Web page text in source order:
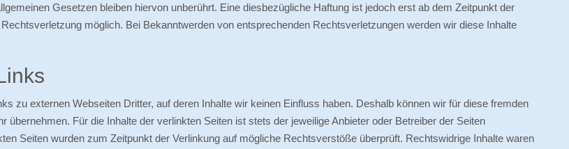
Gesetzen bleiben hiervon unberührt. Eine diesbezügliche Haftung ist jedoch erst ab dem Zeitpunkt der
möglich. Bei Bekanntwerden von entsprechenden Rechtsverletzungen werden wir diese Inhalte
zu externen Webseiten Dritter, auf deren Inhalte wir keinen Einfluss haben. Deshalb können wir für diese fremden
übernehmen. Für die Inhalte der verlinkten Seiten ist stets der jeweilige Anbieter oder Betreiber der Seiten
Seiten wurden zum Zeitpunkt der Verlinkung auf mögliche Rechtsverstöße überprüft. Rechtswidrige Inhalte waren